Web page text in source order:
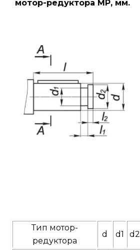
мотор-редуктора МР, мм.
Тип мотор-
редуктора
d d1 d2